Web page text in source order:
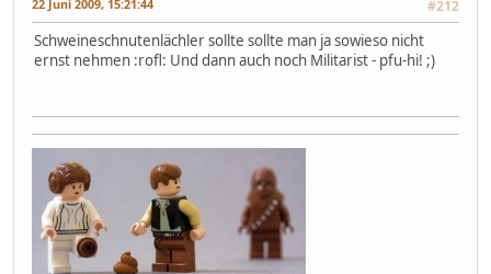
22 Juni 2009, 15:21:44 #212
Schweineschnutenlächler sollte sollte man ja sowieso nicht
ernst nehmen :rofl: Und dann auch noch Militarist - pfu-hi! ;)